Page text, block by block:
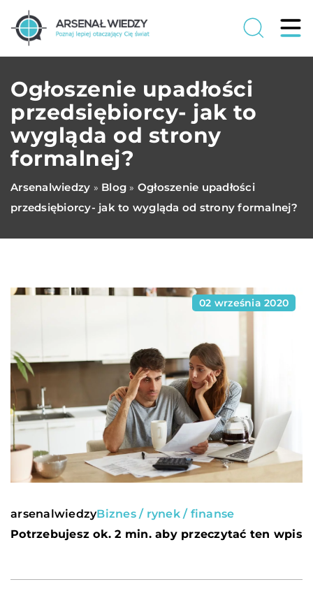
Ogłoszenie upadłości
przedsiębiorcy- jak to
wygląda od strony
formalnej?
Arsenalwiedzy » Blog » Ogłoszenie upadłości
przedsiębiorcy- jak to wygląda od strony formalnej?
02 września 2020
arsenalwiedzyBiznes / rynek / finanse
Potrzebujesz ok. 2 min. aby przeczytać ten wpis